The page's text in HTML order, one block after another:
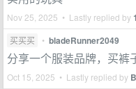
Nov 25, 2025 • Lastly replied by
买买买 • bladeRunner2049
分享一个服装品牌，买裤
Oct 15, 2025 • Lastly replied by